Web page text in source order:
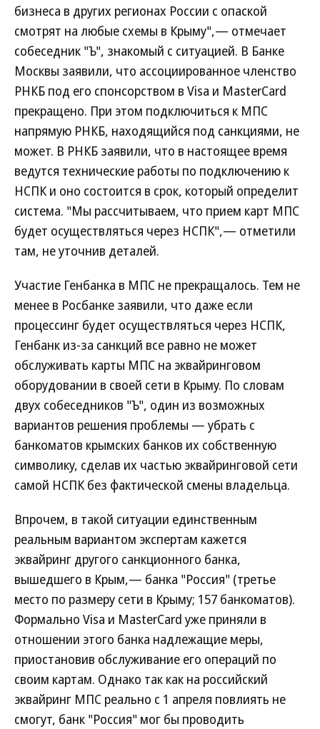
бизнеса в других регионах России с опаской
смотрят на любые схемы в Крыму",— отмечает
собеседник "Ъ", знакомый с ситуацией. В Банке
Москвы заявили, что ассоциированное членство
РНКБ под его спонсорством в Visa и MasterCard
прекращено. При этом подключиться к МПС
напрямую РНКБ, находящийся под санкциями, не
может. В РНКБ заявили, что в настоящее время
ведутся технические работы по подключению к
НСПК и оно состоится в срок, который определит
система. "Мы рассчитываем, что прием карт МПС
будет осуществляться через НСПК",— отметили
там, не уточнив деталей.
Участие Генбанка в МПС не прекращалось. Тем не
менее в Росбанке заявили, что даже если
процессинг будет осуществляться через НСПК,
Генбанк из-за санкций все равно не может
обслуживать карты МПС на эквайринговом
оборудовании в своей сети в Крыму. По словам
двух собеседников "Ъ", один из возможных
вариантов решения проблемы — убрать с
банкоматов крымских банков их собственную
символику, сделав их частью эквайринговой сети
самой НСПК без фактической смены владельца.
Впрочем, в такой ситуации единственным
реальным вариантом экспертам кажется
эквайринг другого санкционного банка,
вышедшего в Крым,— банка "Россия" (третье
место по размеру сети в Крыму; 157 банкоматов).
Формально Visa и MasterCard уже приняли в
отношении этого банка надлежащие меры,
приостановив обслуживание его операций по
своим картам. Однако так как на российский
эквайринг МПС реально с 1 апреля повлиять не
смогут, банк "Россия" мог бы проводить